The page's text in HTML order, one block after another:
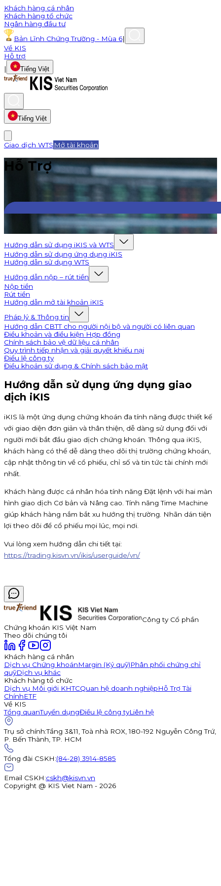
Khách hàng cá nhân
Khách hàng tổ chức
Ngân hàng đầu tư
Bản Lĩnh Chứng Trường - Mùa 6|
Về KIS
Hỗ trợ
|
Tiếng Việt
Tiếng Việt
Giao dịch WTS Mở tài khoản
Hỗ Trợ
Hướng dẫn sử dụng iKIS và WTS
Hướng dẫn sử dụng ứng dụng iKIS
Hướng dẫn sử dụng WTS
Hướng dẫn nộp – rút tiền
Nộp tiền
Rút tiền
Hướng dẫn mở tài khoản iKIS
Pháp lý & Thông tin
Hướng dẫn CBTT cho người nội bộ và người có liên quan
Điều khoản và điều kiện Hợp đồng
Chính sách bảo vệ dữ liệu cá nhân
Quy trình tiếp nhận và giải quyết khiếu nại
Điều lệ công ty
Điều khoản sử dụng & Chính sách bảo mật
Hướng dẫn sử dụng ứng dụng giao
dịch iKIS
iKIS là một ứng dụng chứng khoán đa tính năng được thiết kế
với giao diện đơn giản và thân thiện, dễ dàng sử dụng đối với
người mới bắt đầu giao dịch chứng khoán. Thông qua iKIS,
khách hàng có thể dễ dàng theo dõi thị trường chứng khoán,
cập nhật thông tin về cổ phiếu, chỉ số và tin tức tài chính mới
nhất.
Khách hàng được cá nhân hóa tính năng Đặt lệnh với hai màn
hình giao dịch Cơ bản và Nâng cao. Tính năng Time Machine
giúp khách hàng nắm bắt xu hướng thị trường. Nhãn dán tiện
lợi theo dõi để cổ phiếu mọi lúc, mọi nơi.
Vui lòng xem hướng dẫn chi tiết tại:
https://trading.kisvn.vn/ikis/userguide/vn/
Công ty Cổ phần
Chứng khoán KIS Việt Nam
Theo dõi chúng tôi
Khách hàng cá nhân
Dịch vụ Chứng khoánMargin (Ký quỹ)Phân phối chứng chỉ
quỹDịch vụ khác
Khách hàng tổ chức
Dịch vụ Môi giới KHTCQuan hệ doanh nghiệpHỗ Trợ Tài
ChínhETF
Về KIS
Tổng quanTuyển dụngĐiều lệ công tyLiên hệ
Trụ sở chính:Tầng 3&11, Toà nhà ROX, 180-192 Nguyễn Công Trứ,
P. Bến Thành, TP. HCM
Tổng đài CSKH:(84-28) 3914-8585
Email CSKH:cskh@kisvn.vn
Copyright @ KIS Viet Nam - 2026